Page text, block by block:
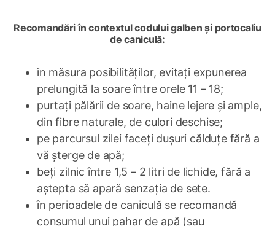
Recomandări în contextul codului galben și portocaliu
de caniculă:
în măsura posibilităților, evitați expunerea
prelungită la soare între orele 11 – 18;
purtați pălării de soare, haine lejere și ample,
din fibre naturale, de culori deschise;
pe parcursul zilei faceți dușuri călduțe fără a
vă șterge de apă;
beți zilnic între 1,5 – 2 litri de lichide, fără a
aștepta să apară senzația de sete.
în perioadele de caniculă se recomandă
consumul unui pahar de apă (sau